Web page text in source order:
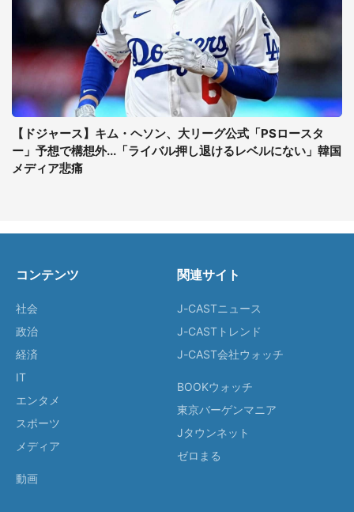
【ドジャース】キム・ヘソン、大リーグ公式「PSロースタ
ー」予想で構想外...「ライバル押し退けるレベルにない」韓国
メディア悲痛
コンテンツ
社会
政治
経済
IT
エンタメ
スポーツ
メディア
動画
関連サイト
J-CASTニュース
J-CASTトレンド
J-CAST会社ウォッチ
BOOKウォッチ
東京バーゲンマニア
Jタウンネット
ゼロまる